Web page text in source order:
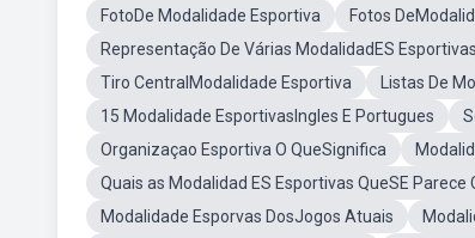
FotoDe Modalidade Esportiva Fotos
Representação De Várias ModalidadES Esportivas
Tiro CentralModalidade Esportiva
Listas De
15 Modalidade EsportivasIngles E Portugues
Organizaçao Esportiva O QueSignifica
Quais as Modalidad ES Esportivas QueSE Parece
Modalidade Esporvas DosJogos Atuais